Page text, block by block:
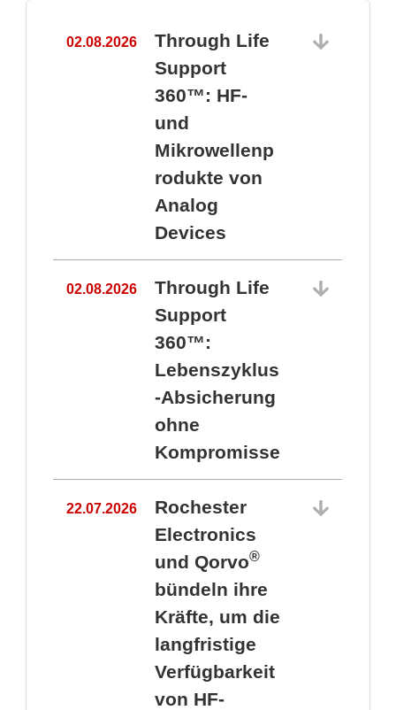
02.08.2026
Through Life
Support
360™: HF-
und
Mikrowellenp
rodukte von
Analog
Devices
02.08.2026
Through Life
Support
360™:
Lebenszyklus
-Absicherung
ohne
Kompromisse
22.07.2026
Rochester
Electronics
und Qorvo®
bündeln ihre
Kräfte, um die
langfristige
Verfügbarkeit
von HF-